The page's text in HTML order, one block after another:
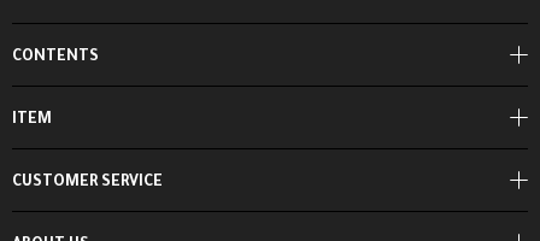
CONTENTS
ITEM
CUSTOMER SERVICE